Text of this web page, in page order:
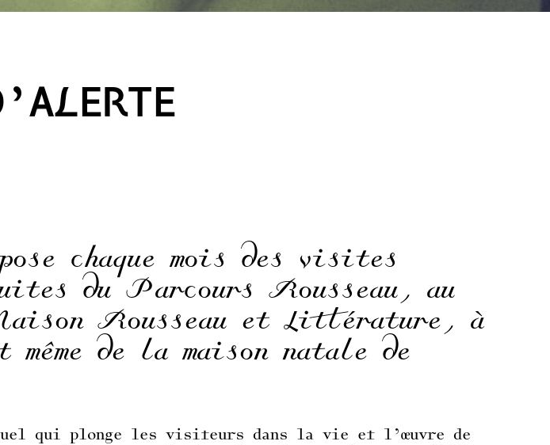
chaque mois des visites
du Parcours Rousseau, au
Rousseau et Littérature, à
même de la maison natale de
qui plonge les visiteurs dans la vie et l’œuvre de